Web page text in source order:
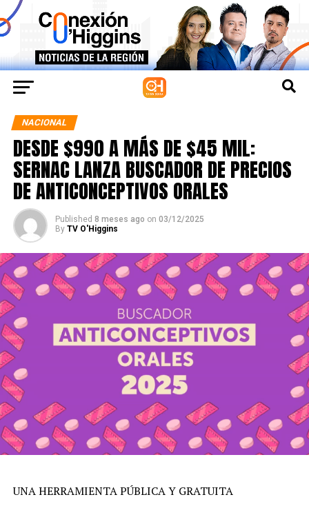
NACIONAL
DESDE $990 A MÁS DE $45 MIL:
SERNAC LANZA BUSCADOR DE PRECIOS
DE ANTICONCEPTIVOS ORALES
Published 8 meses ago on 03/12/2025
By TV O'Higgins
UNA HERRAMIENTA PÚBLICA Y GRATUITA